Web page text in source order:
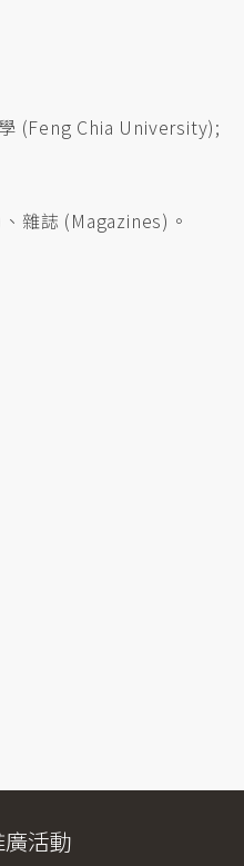
(Feng Chia University);
雜誌 (Magazines)。
廣活動